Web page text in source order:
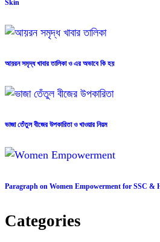
Skin
আয়রন সমৃদ্ধ খাবার তালিকা ও এর অভাবে কি হয়
ভাজা তেঁতুল বীজের উপকারিতা ও খাওয়ার নিয়ম
Paragraph on Women Empowerment for SSC &
Categories